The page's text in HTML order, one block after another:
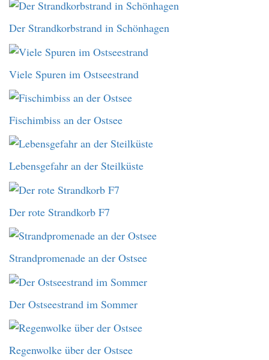
Der Strandkorbstrand in Schönhagen
Viele Spuren im Ostseestrand
Fischimbiss an der Ostsee
Lebensgefahr an der Steilküste
Der rote Strandkorb F7
Strandpromenade an der Ostsee
Der Ostseestrand im Sommer
Regenwolke über der Ostsee